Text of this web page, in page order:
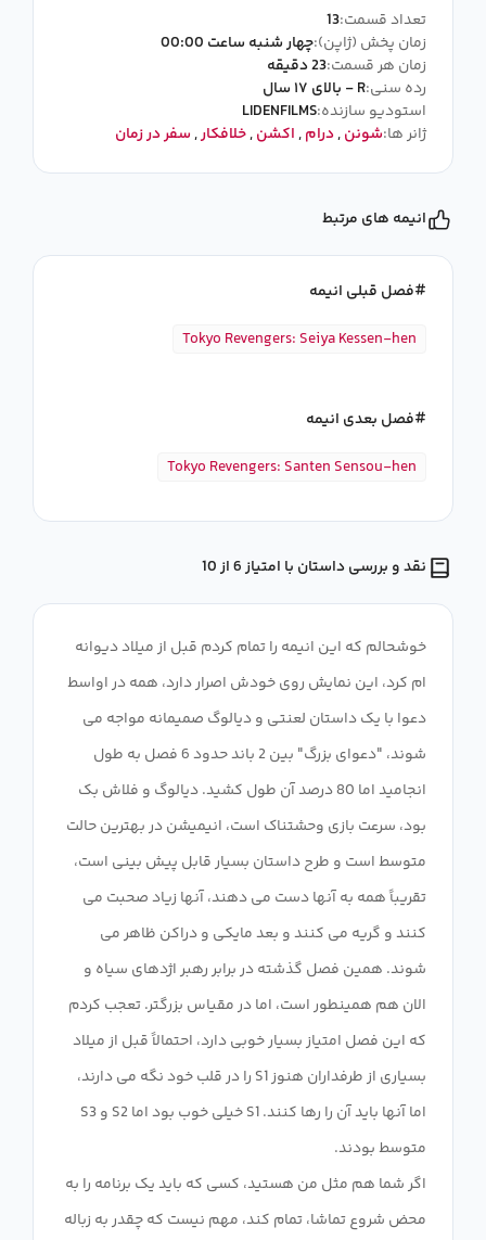
تعداد قسمت:13
زمان پخش (ژاپن):چهار شنبه ساعت 00:00
زمان هر قسمت:23 دقیقه
رده سنی:R - بالای ۱۷ سال
استودیو سازنده:LIDENFILMS
ژانر ها:شونن,درام,اکشن,خلافکار,سفر در زمان
انیمه های مرتبط
فصل قبلی انیمه
Tokyo Revengers: Seiya Kessen-hen
فصل بعدی انیمه
Tokyo Revengers: Santen Sensou-hen
نقد و بررسی داستان با امتیاز 6 از 10
خوشحالم که این انیمه را تمام کردم قبل از میلاد دیوانه
ام کرد، این نمایش روی خودش اصرار دارد، همه در اواسط
دعوا با یک داستان لعنتی و دیالوگ صمیمانه مواجه می
شوند، "دعوای بزرگ" بین 2 باند حدود 6 فصل به طول
انجامید اما 80 درصد آن طول کشید. دیالوگ و فلاش بک
بود، سرعت بازی وحشتناک است، انیمیشن در بهترین حالت
متوسط ​​است و طرح داستان بسیار قابل پیش بینی است،
تقریباً همه به آنها دست می دهند، آنها زیاد صحبت می
کنند و گریه می کنند و بعد مایکی و دراکن ظاهر می
شوند. همین فصل گذشته در برابر رهبر اژدهای سیاه و
الان هم همینطور است، اما در مقیاس بزرگتر. تعجب کردم
که این فصل امتیاز بسیار خوبی دارد، احتمالاً قبل از میلاد
بسیاری از طرفداران هنوز S1 را در قلب خود نگه می دارند،
اما آنها باید آن را رها کنند. S1 خیلی خوب بود اما S2 و S3
اگر شما هم مثل من هستید، کسی که باید یک برنامه را به
محض شروع تماشا، تمام کند، مهم نیست که چقدر به زباله